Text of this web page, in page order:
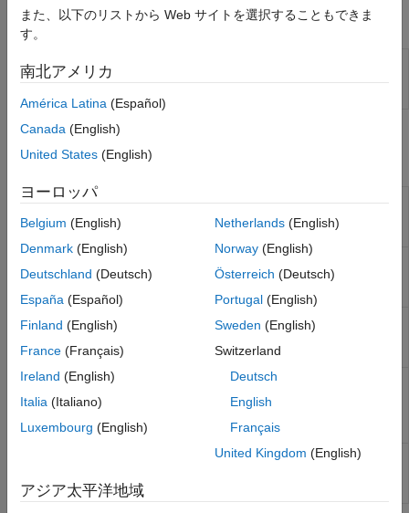
セキュリティ
コードのデプロイ
クライアント プログラミング
プロパティ
Server
Configuration
Windows、Linux、および macOS のコマ
ンド ライン スクリプト
mps-
check
Test and diagnose server instance for problems
from command line on
Windows, Linux
macOS
profile
command line onWindows, Linux, and
systems
mps-
Windows システム、Linuxシステム、および
システムでコマンド ラインからサーバー
インスタンスのステータスを表示する
mps-
support-
info
システム、Linuxシステム、および
システムでコマンド ラインからサーバー
インスタンスのライセンス情報と構成情報を表示
する
Display path to server instance that is currently
Windows
また、以下のリストから Web サイトを選択することもできま
す。
南北アメリカ
América Latina (Español)
Canada (English)
United States (English)
ヨーロッパ
Belgium (English)
Denmark (English)
Deutschland (Deutsch)
España (Español)
Finland (English)
France (Français)
Ireland (English)
Italia (Italiano)
Luxembourg (English)
Netherlands(English)
Norway(English)
Österreich (Deutsch)
Portugal(English)
Sweden (English)
Switzerland
Deutsch
English
Français
United Kingdom (English)
アジア太平洋地域